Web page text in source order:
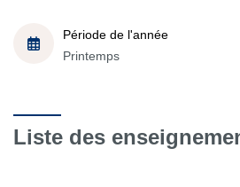
Période de l'année
Printemps
Liste des